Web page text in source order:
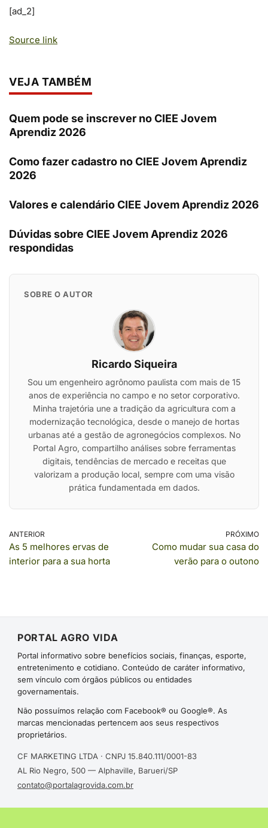
[ad_2]
Source link
VEJA TAMBÉM
Quem pode se inscrever no CIEE Jovem
Aprendiz 2026
Como fazer cadastro no CIEE Jovem Aprendiz
2026
Valores e calendário CIEE Jovem Aprendiz 2026
Dúvidas sobre CIEE Jovem Aprendiz 2026
respondidas
SOBRE O AUTOR
Ricardo Siqueira
Sou um engenheiro agrônomo paulista com mais de 15
anos de experiência no campo e no setor corporativo.
Minha trajetória une a tradição da agricultura com a
modernização tecnológica, desde o manejo de hortas
urbanas até a gestão de agronegócios complexos. No
Portal Agro, compartilho análises sobre ferramentas
digitais, tendências de mercado e receitas que
valorizam a produção local, sempre com uma visão
prática fundamentada em dados.
ANTERIOR
As 5 melhores ervas de
interior para a sua horta
PRÓXIMO
Como mudar sua casa do
verão para o outono
PORTAL AGRO VIDA
Portal informativo sobre benefícios sociais, finanças, esporte,
entretenimento e cotidiano. Conteúdo de caráter informativo,
sem vínculo com órgãos públicos ou entidades
governamentais.
Não possuímos relação com Facebook® ou Google®. As
marcas mencionadas pertencem aos seus respectivos
proprietários.
CF MARKETING LTDA · CNPJ 15.840.111/0001-83
AL Rio Negro, 500 — Alphaville, Barueri/SP
contato@portalagrovida.com.br